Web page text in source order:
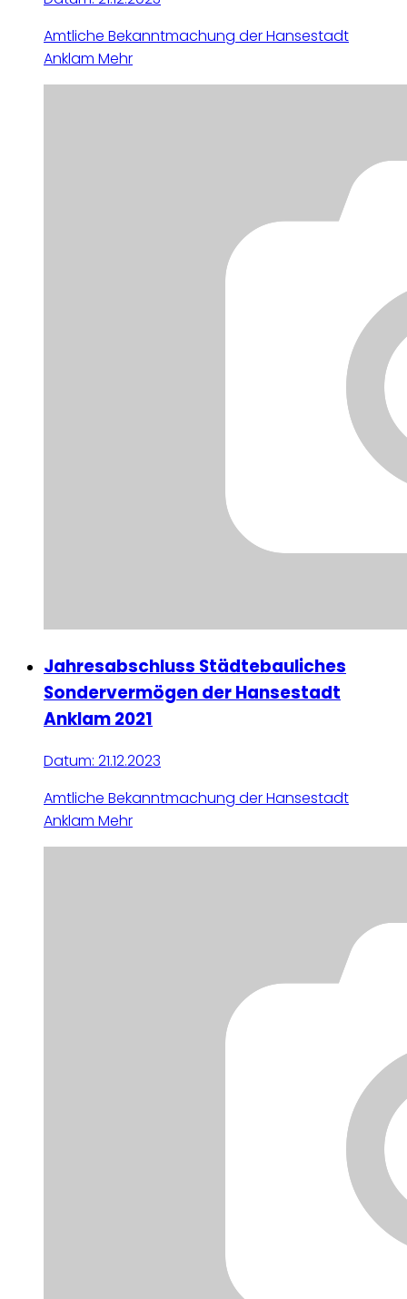
Amtliche Bekanntmachung der Hansestadt
Anklam Mehr
Jahresabschluss Städtebauliches
Sondervermögen der Hansestadt
Anklam 2021
Datum: 21.12.2023
Amtliche Bekanntmachung der Hansestadt
Anklam Mehr